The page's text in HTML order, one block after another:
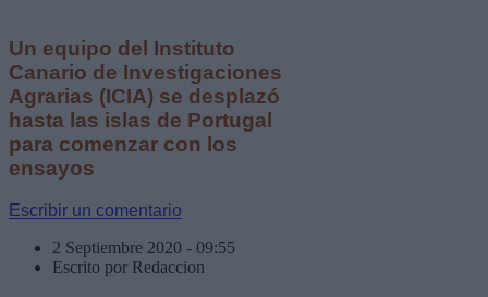
Un equipo del Instituto
Canario de Investigaciones
Agrarias (ICIA) se desplazó
hasta las islas de Portugal
para comenzar con los
ensayos
Escribir un comentario
2 Septiembre 2020 - 09:55
Escrito por Redaccion